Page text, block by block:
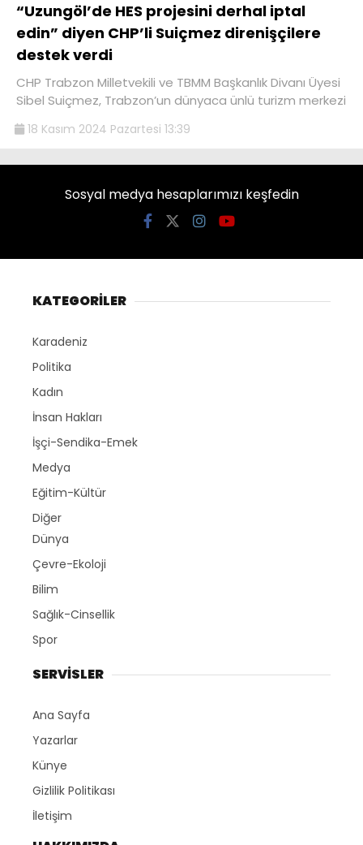
“Uzungöl’de HES projesini derhal iptal
edin” diyen CHP’li Suiçmez direnişçilere
destek verdi
CHP Trabzon Milletvekili ve TBMM Başkanlık Divanı Üyesi
Sibel Suiçmez, Trabzon’un dünyaca ünlü turizm merkezi
18 Kasım 2024 Pazartesi 13:39
Sosyal medya hesaplarımızı keşfedin
KATEGORİLER
Karadeniz
Politika
Kadın
İnsan Hakları
İşçi-Sendika-Emek
Medya
Eğitim-Kültür
Diğer
Dünya
Çevre-Ekoloji
Bilim
Sağlık-Cinsellik
Spor
SERVİSLER
Ana Sayfa
Yazarlar
Künye
Gizlilik Politikası
İletişim